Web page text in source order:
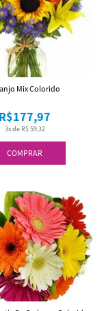
COMPRAR
3x de R$ 59,32
R$177,97
Mix Colorido